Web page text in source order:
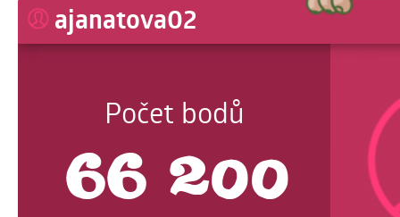
ajanatova02
Počet bodů
66 200